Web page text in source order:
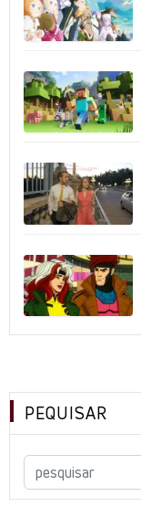
PEQUISAR